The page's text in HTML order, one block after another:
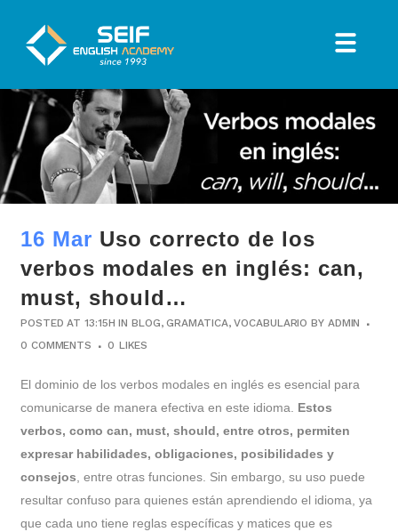
16 Mar Uso correcto de los
verbos modales en inglés: can,
must, should…
POSTED AT 13:15H INBLOG,GRAMATICA,VOCABULARIO BY ADMIN
0 COMMENTS
0 LIKES
El dominio de los verbos modales en inglés es esencial para
comunicarse de manera efectiva en este idioma. Estos
verbos, como can, must, should, entre otros, permiten
expresar habilidades, obligaciones, posibilidades y
consejos , entre otras funciones. Sin embargo, su uso puede
resultar confuso para quienes están aprendiendo el idioma, ya
que cada uno tiene reglas específicas y matices que es